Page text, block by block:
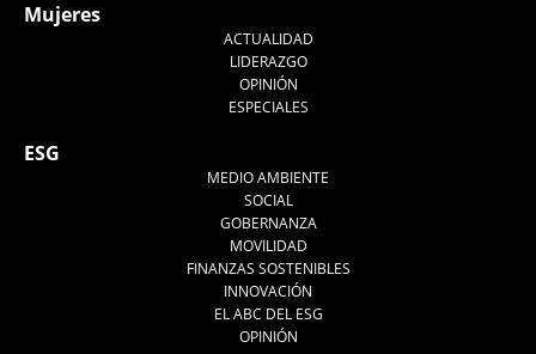
Mujeres
ACTUALIDAD
LIDERAZGO
OPINIÓN
ESPECIALES
ESG
MEDIO AMBIENTE
SOCIAL
GOBERNANZA
MOVILIDAD
FINANZAS SOSTENIBLES
INNOVACIÓN
EL ABC DEL ESG
OPINIÓN